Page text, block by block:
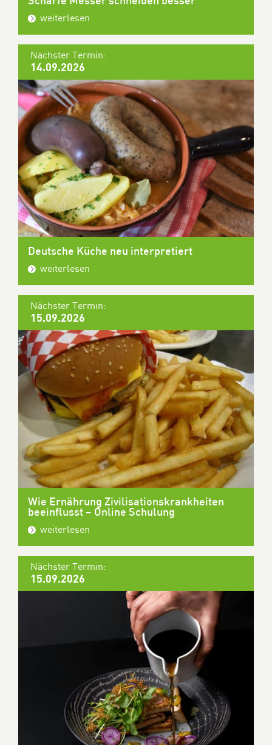
weiterlesen
Nächster Termin:
14.09.2026
Deutsche Küche neu interpretiert
weiterlesen
Nächster Termin:
15.09.2026
Wie Ernährung Zivilisationskrankheiten
beeinflusst – Online Schulung
weiterlesen
Nächster Termin:
15.09.2026